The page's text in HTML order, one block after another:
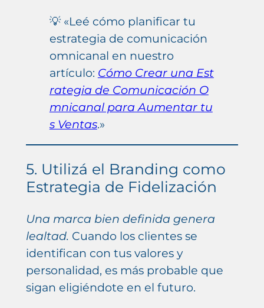
💡 «Leé cómo planificar tu
estrategia de comunicación
omnicanal en nuestro
artículo: Cómo Crear una Est
rategia de Comunicación O
mnicanal para Aumentar tu
s Ventas.»
5. Utilizá el Branding como
Estrategia de Fidelización
Una marca bien definida genera
lealtad. Cuando los clientes se
identifican con tus valores y
personalidad, es más probable que
sigan eligiéndote en el futuro.